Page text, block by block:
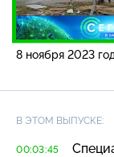
8 ноября 2023
В ЭТОМ ВЫПУСКЕ:
00:03:45